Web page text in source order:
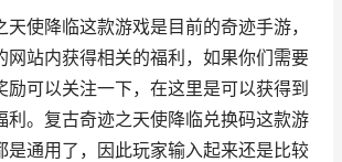
使降临这款游戏是目前的奇迹手游，
网站内获得相关的福利，如果你们需要
励可以关注一下，在这里是可以获得到
利。复古奇迹之天使降临兑换码这款游
是通用了，因此玩家输入起来还是比较